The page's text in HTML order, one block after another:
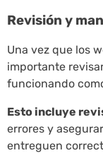
Revisión y
Una vez que los
importante
funcionando
Esto incluye
errores y
entreguen